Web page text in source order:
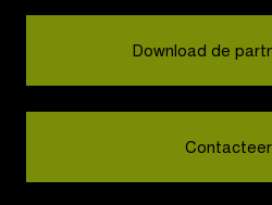
Download de